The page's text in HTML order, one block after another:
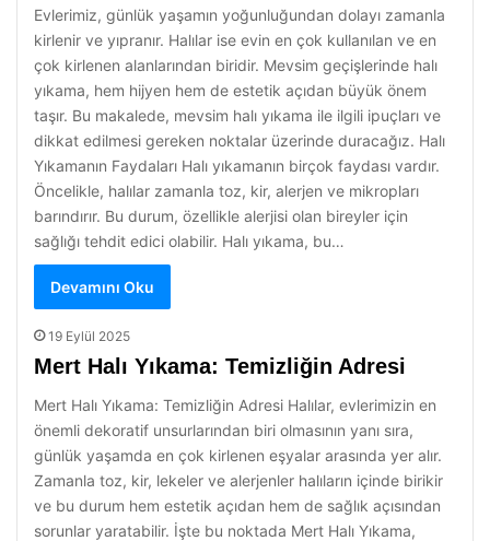
Evlerimiz, günlük yaşamın yoğunluğundan dolayı zamanla
kirlenir ve yıpranır. Halılar ise evin en çok kullanılan ve en
çok kirlenen alanlarından biridir. Mevsim geçişlerinde halı
yıkama, hem hijyen hem de estetik açıdan büyük önem
taşır. Bu makalede, mevsim halı yıkama ile ilgili ipuçları ve
dikkat edilmesi gereken noktalar üzerinde duracağız. Halı
Yıkamanın Faydaları Halı yıkamanın birçok faydası vardır.
Öncelikle, halılar zamanla toz, kir, alerjen ve mikropları
barındırır. Bu durum, özellikle alerjisi olan bireyler için
sağlığı tehdit edici olabilir. Halı yıkama, bu…
Devamını Oku
19 Eylül 2025
Mert Halı Yıkama: Temizliğin Adresi
Mert Halı Yıkama: Temizliğin Adresi Halılar, evlerimizin en
önemli dekoratif unsurlarından biri olmasının yanı sıra,
günlük yaşamda en çok kirlenen eşyalar arasında yer alır.
Zamanla toz, kir, lekeler ve alerjenler halıların içinde birikir
ve bu durum hem estetik açıdan hem de sağlık açısından
sorunlar yaratabilir. İşte bu noktada Mert Halı Yıkama,